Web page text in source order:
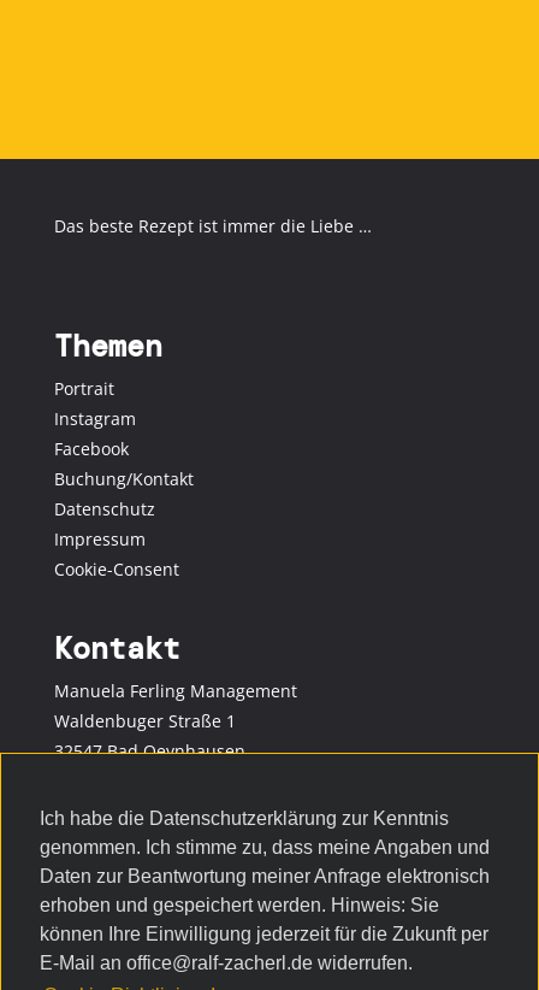
Das beste Rezept ist immer die Liebe …
Themen
Portrait
Instagram
Facebook
Buchung/Kontakt
Datenschutz
Impressum
Cookie-Consent
Kontakt
Manuela Ferling Management
Waldenbuger Straße 1
32547 Bad Oeynhausen
E-Mail: manuela.fe@t-online.de
Internet: www.ralf-zacherl.de
Internet: www.manuelaferling.de
Social Media
Ich habe die Datenschutzerklärung zur Kenntnis
genommen. Ich stimme zu, dass meine Angaben und
Daten zur Beantwortung meiner Anfrage elektronisch
erhoben und gespeichert werden. Hinweis: Sie
können Ihre Einwilligung jederzeit für die Zukunft per
E-Mail an office@ralf-zacherl.de widerrufen.